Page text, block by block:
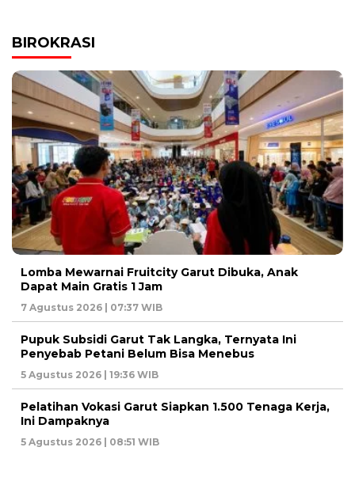
BIROKRASI
Lomba Mewarnai Fruitcity Garut Dibuka, Anak
Dapat Main Gratis 1 Jam
7 Agustus 2026 | 07:37 WIB
Pupuk Subsidi Garut Tak Langka, Ternyata Ini
Penyebab Petani Belum Bisa Menebus
5 Agustus 2026 | 19:36 WIB
Pelatihan Vokasi Garut Siapkan 1.500 Tenaga Kerja,
Ini Dampaknya
5 Agustus 2026 | 08:51 WIB